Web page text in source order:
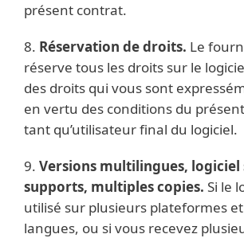
présent contrat.
8. Réservation de droits. Le
réserve tous les droits sur le
des droits qui vous sont
en vertu des conditions du
tant qu’utilisateur final du logiciel.
9. Versions multilingues, logiciel
supports, multiples copies. Si le
utilisé sur plusieurs plateformes
langues, ou si vous recevez